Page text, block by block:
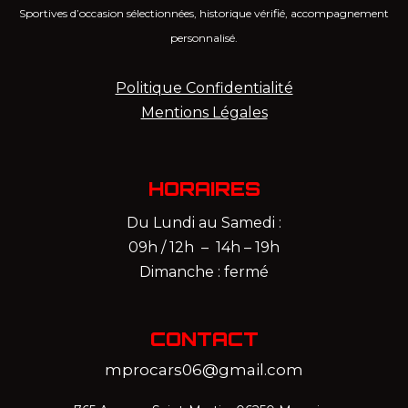
Sportives d’occasion sélectionnées, historique vérifié, accompagnement
personnalisé.
Politique Confidentialité
Mentions Légales
HORAIRES
Du Lundi au Samedi :
09h / 12h – 14h – 19h
Dimanche : fermé
CONTACT
mprocars06@gmail.com